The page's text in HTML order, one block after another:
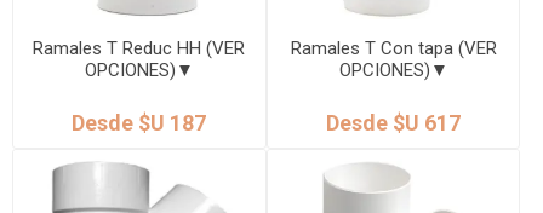
Ramales T Reduc HH (VER
OPCIONES)▼
Desde $U 187
Ramales T Con tapa (VER
OPCIONES)▼
Desde $U 617